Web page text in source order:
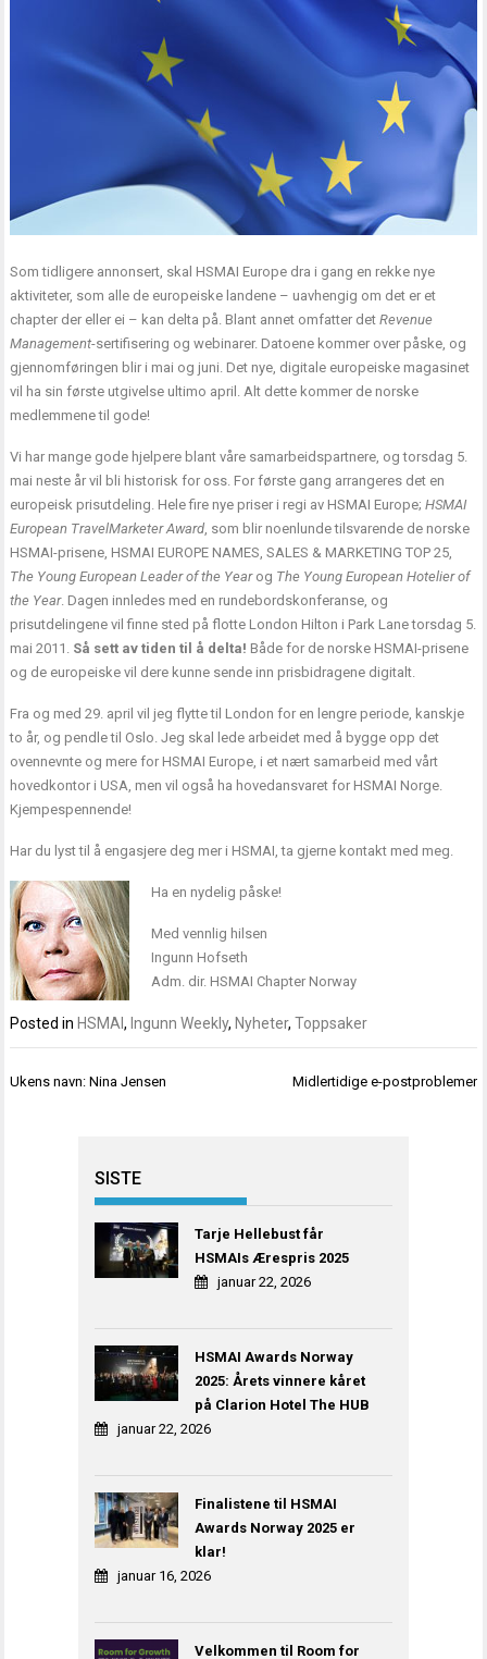
Som tidligere annonsert, skal HSMAI Europe dra i gang en rekke nye
aktiviteter, som alle de europeiske landene – uavhengig om det er et
chapter der eller ei – kan delta på. Blant annet omfatter detRevenue
Management-sertifisering og webinarer. Datoene kommer over påske, og
gjennomføringen blir i mai og juni. Det nye, digitale europeiske magasinet
vil ha sin første utgivelse ultimo april. Alt dette kommer de norske
medlemmene til gode!
Vi har mange gode hjelpere blant våre samarbeidspartnere, og torsdag 5.
mai neste år vil bli historisk for oss. For første gang arrangeres det en
europeisk prisutdeling. Hele fire nye priser i regi av HSMAI Europe;HSMAI
European TravelMarketer Award, som blir noenlunde tilsvarende de norske
HSMAI-prisene, HSMAI EUROPE NAMES, SALES & MARKETING TOP 25,
The Young European Leader of the Yearog The Young European Hotelier of
the Year. Dagen innledes med en rundebordskonferanse, og
prisutdelingene vil finne sted på flotte London Hilton i Park Lane torsdag 5.
mai 2011. Så sett av tiden til å delta! Både for de norske HSMAI-prisene
og de europeiske vil dere kunne sende inn prisbidragene digitalt.
Fra og med 29. april vil jeg flytte til London for en lengre periode, kanskje
to år, og pendle til Oslo. Jeg skal lede arbeidet med å bygge opp det
ovennevnte og mere for HSMAI Europe, i et nært samarbeid med vårt
hovedkontor i USA, men vil også ha hovedansvaret for HSMAI Norge.
Kjempespennende!
Har du lyst til å engasjere deg mer i HSMAI, ta gjerne kontakt med meg.
Ha en nydelig påske!
Med vennlig hilsen
Ingunn Hofseth
Adm. dir. HSMAI Chapter Norway
Posted in HSMAI, Ingunn Weekly, Nyheter,Toppsaker
Innleggsnavigasjon
Ukens navn: Nina Jensen Midlertidige e-postproblemer
SISTE
Tarje Hellebust får
HSMAIs Ærespris 2025
januar 22, 2026
HSMAI Awards Norway
2025: Årets vinnere kåret
på Clarion Hotel The HUB
januar 22, 2026
Finalistene til HSMAI
Awards Norway 2025 er
klar!
januar 16, 2026
Velkommen til Room for